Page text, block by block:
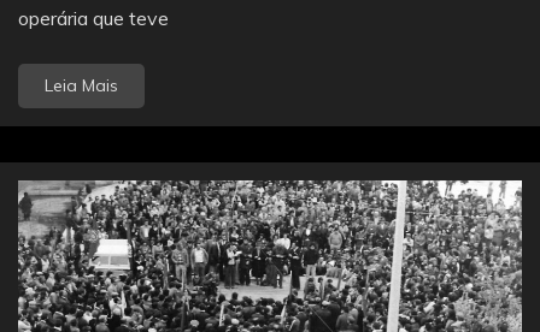
operária que teve
Leia Mais